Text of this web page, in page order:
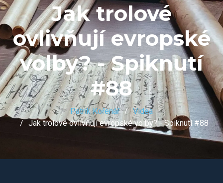
Jak trolové
ovlivňují evropské
volby? - Spiknutí
#88
Patrik Kořenář
Videa
Jak trolové ovlivňují evropské volby? - Spiknutí #88